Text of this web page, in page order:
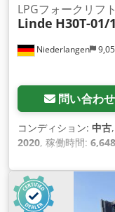
Niederlangen
LPGフォークリフト
Linde H30T-01/
問い合わ
コンディション: 中古
2020, 稼働時間:
, フ
マスト型式:トリプレ
リッジ幅: